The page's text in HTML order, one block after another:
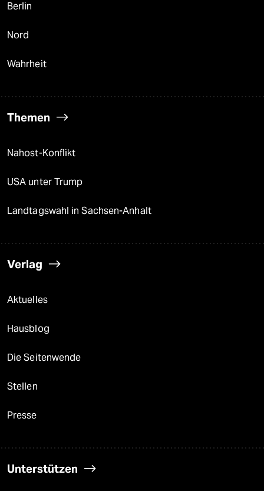
Berlin
Nord
Wahrheit
Themen
Nahost-Konflikt
USA unter Trump
Landtagswahl in Sachsen-Anhalt
Verlag
Aktuelles
Hausblog
Die Seitenwende
Stellen
Presse
Unterstützen